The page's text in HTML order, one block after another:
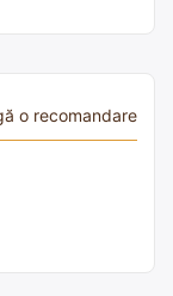
o recomandare